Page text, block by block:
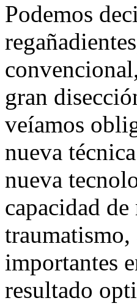
Podemos
gran
veíamos
nueva
nueva
capacidad
importantes
resultado